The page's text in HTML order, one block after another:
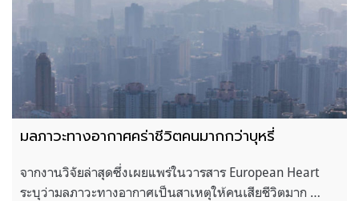
มลภาวะทางอากาศคร่าชีวิตคนมากกว่าบุหรี่
จากงานวิจัยล่าสุดซึ่งเผยแพร่ในวารสาร European Heart
ระบุว่ามลภาวะทางอากาศเป็นสาเหตุให้คนเสียชีวิตมาก …